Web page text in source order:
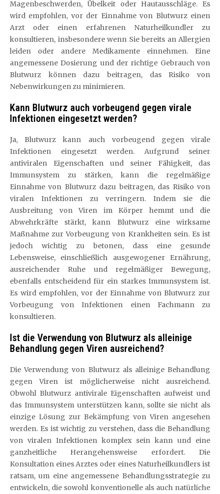
Magenbeschwerden, Übelkeit oder Hautausschläge. Es
wird empfohlen, vor der Einnahme von Blutwurz einen
Arzt oder einen erfahrenen Naturheilkundler zu
konsultieren, insbesondere wenn Sie bereits an Allergien
leiden oder andere Medikamente einnehmen. Eine
angemessene Dosierung und der richtige Gebrauch von
Blutwurz können dazu beitragen, das Risiko von
Nebenwirkungen zu minimieren.
Kann Blutwurz auch vorbeugend gegen virale
Infektionen eingesetzt werden?
Ja, Blutwurz kann auch vorbeugend gegen virale
Infektionen eingesetzt werden. Aufgrund seiner
antiviralen Eigenschaften und seiner Fähigkeit, das
Immunsystem zu stärken, kann die regelmäßige
Einnahme von Blutwurz dazu beitragen, das Risiko von
viralen Infektionen zu verringern. Indem sie die
Ausbreitung von Viren im Körper hemmt und die
Abwehrkräfte stärkt, kann Blutwurz eine wirksame
Maßnahme zur Vorbeugung von Krankheiten sein. Es ist
jedoch wichtig zu betonen, dass eine gesunde
Lebensweise, einschließlich ausgewogener Ernährung,
ausreichender Ruhe und regelmäßiger Bewegung,
ebenfalls entscheidend für ein starkes Immunsystem ist.
Es wird empfohlen, vor der Einnahme von Blutwurz zur
Vorbeugung von Infektionen einen Fachmann zu
konsultieren.
Ist die Verwendung von Blutwurz als alleinige
Behandlung gegen Viren ausreichend?
Die Verwendung von Blutwurz als alleinige Behandlung
gegen Viren ist möglicherweise nicht ausreichend.
Obwohl Blutwurz antivirale Eigenschaften aufweist und
das Immunsystem unterstützen kann, sollte sie nicht als
einzige Lösung zur Bekämpfung von Viren angesehen
werden. Es ist wichtig zu verstehen, dass die Behandlung
von viralen Infektionen komplex sein kann und eine
ganzheitliche Herangehensweise erfordert. Die
Konsultation eines Arztes oder eines Naturheilkundlers ist
ratsam, um eine angemessene Behandlungsstrategie zu
entwickeln, die sowohl konventionelle als auch natürliche